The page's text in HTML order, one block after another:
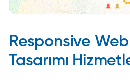
Responsive
Tasarımı